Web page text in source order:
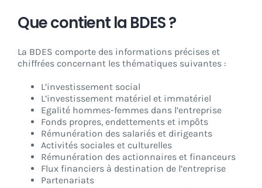
Que contient la BDES ?
La BDES comporte des informations précises et
chiffrées concernant les thématiques suivantes :
L’investissement social
L’investissement matériel et immatériel
Egalité hommes-femmes dans l’entreprise
Fonds propres, endettements et impôts
Rémunération des salariés et dirigeants
Activités sociales et culturelles
Rémunération des actionnaires et financeurs
Flux financiers à destination de l’entreprise
Partenariats